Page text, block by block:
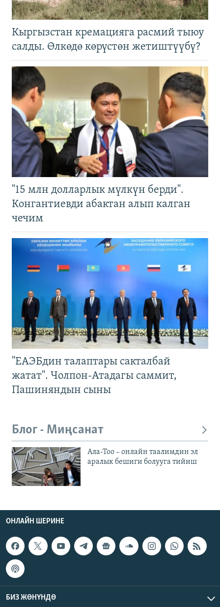
Кыргызстан кремацияга расмий тыюу
салды. Өлкөдө көрүстөн жетиштүүбү?
"15 млн долларлык мүлкүн берди".
Конгантиевди абактан алып калган
чечим
"ЕАЭБдин талаптары сакталбай
жатат". Чолпон-Атадагы саммит,
Пашиняндын сыны
Блог - Миңсанат
Ала-Тоо – онлайн таалимдин эл
аралык бешиги болууга тийиш
ОНЛАЙН ШЕРИНЕ
БИЗ ЖӨНҮНДӨ